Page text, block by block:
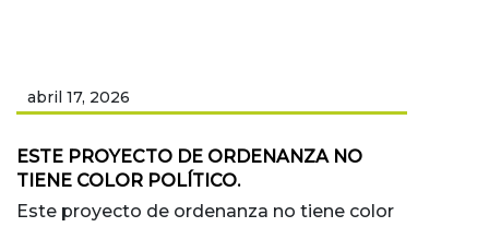
abril 17, 2026
ESTE PROYECTO DE ORDENANZA NO
TIENE COLOR POLÍTICO.
Este proyecto de ordenanza no tiene color